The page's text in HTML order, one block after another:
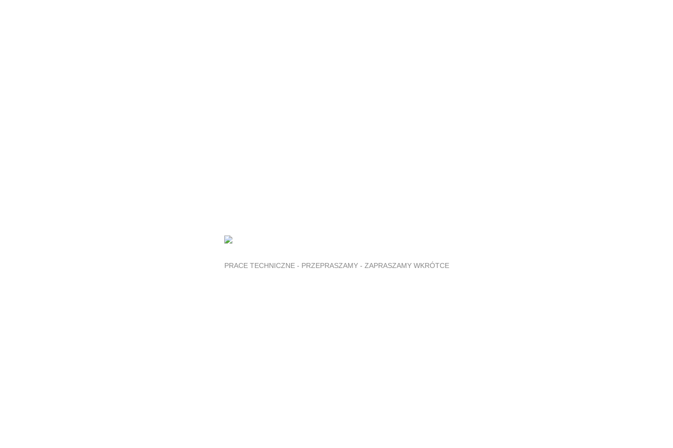
PRACE TECHNICZNE - PRZEPRASZAMY - ZAPRASZAMY WKRÓTCE